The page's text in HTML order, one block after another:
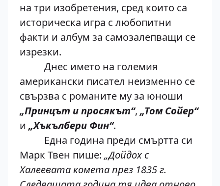
на три изобретения, сред които са
историческа игра с любопитни
факти и албум за самозалепващи се
изрезки.
Днес името на големия
американски писател неизменно се
свързва с романите му за юноши
„Принцът и просякът“, „Том Сойер“
и „Хъкълбери Фин“.
Една година преди смъртта си
Марк Твен пише: „Дойдох с
Халеевата комета през 1835 г.